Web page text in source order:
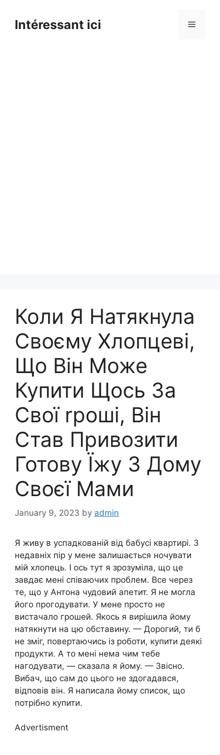
contentIntéressant ici Menu
Коли Я Натякнула
Своєму Хлопцеві,
Що Він Може
Купити Щось За
Свої rроші, Він
Став Привозити
Готову Їжу З Дому
Своєї Мами
January 9, 2023 by admin
Я живу в успадкованій від бабусі квартирі. З
недавніх пір у мене залишається ночувати
мій хлопець. І ось тут я зрозуміла, що це
завдає мені співаючих проблем. Все через
те, що у Антона чудовий апетит. Я не могла
його прогодувати. У мене просто не
вистачало грошей. Якось я вирішила йому
натякнути на цю обставину. — Дорогий, ти б
не зміг, повертаючись із роботи, купити деякі
продукти. А то мені нема чим тебе
нагодувати, — сказала я йому. — Звісно.
Вибач, що сам до цього не здогадався,
відповів він. Я написала йому список, що
потрібно купити.
Advertisment